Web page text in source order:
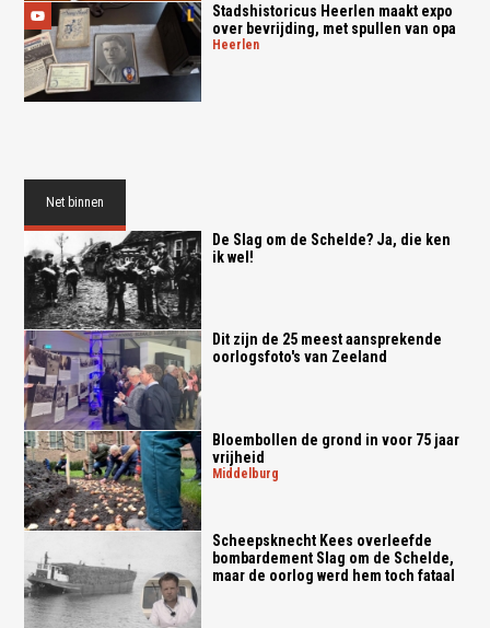
Stadshistoricus Heerlen maakt expo
over bevrijding, met spullen van opa
heerlen
Net binnen
De Slag om de Schelde? Ja, die ken
ik wel!
Dit zijn de 25 meest aansprekende
oorlogsfoto's van Zeeland
Bloembollen de grond in voor 75 jaar
vrijheid
middelburg
Scheepsknecht Kees overleefde
bombardement Slag om de Schelde,
maar de oorlog werd hem toch fataal